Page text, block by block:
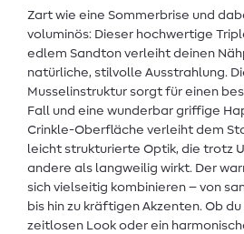
Zart wie eine Sommerbrise und
voluminös: Dieser hochwertige
edlem Sandton verleiht deinen
natürliche, stilvolle Ausstrahlung.
Musselinstruktur sorgt für einen
Fall und eine wunderbar griffige
Crinkle-Oberfläche verleiht dem
leicht strukturierte Optik, die trotz
andere als langweilig wirkt. Der
sich vielseitig kombinieren – von
bis hin zu kräftigen Akzenten. Ob
zeitlosen Look oder ein